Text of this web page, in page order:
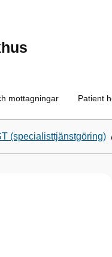
mottagningar Patient
(specialisttjänstgöring)